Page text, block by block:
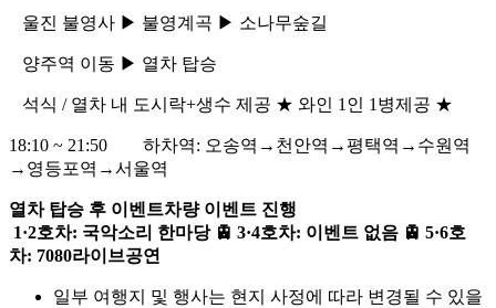
ㅤㅤㅤ ㅤㅤ ㅤㅤㅤㅤ울진 불영사 ▶ 불영계곡 ▶ 소나무숲길
ㅤㅤㅤ ㅤㅤ ㅤㅤㅤㅤ양주역 이동 ▶ 열차 탑승
ㅤㅤㅤ ㅤㅤ ㅤㅤㅤㅤ석식 / 열차 내 도시락+생수 제공 ★ 와인 1인 1병제공 ★
18:10 ~ 21:50 하차역: 오송역→천안역→평택역→수원역
→영등포역→서울역
열차 탑승 후 이벤트차량 이벤트 진행
1·2호차: 국악소리 한마당 🚊 3·4호차: 이벤트 없음 🚊 5·6호
차: 7080라이브공연
일부 여행지 및 행사는 현지 사정에 따라 변경될 수 있을